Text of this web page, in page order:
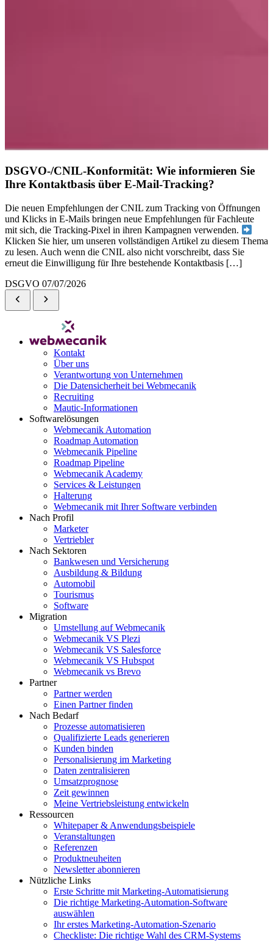
DSGVO-/CNIL-Konformität: Wie informieren Sie
Ihre Kontaktbasis über E-Mail-Tracking?
Die neuen Empfehlungen der CNIL zum Tracking von Öffnungen
und Klicks in E-Mails bringen neue Empfehlungen für Fachleute
mit sich, die Tracking-Pixel in ihren Kampagnen verwenden.
Klicken Sie hier, um unseren vollständigen Artikel zu diesem Thema
zu lesen. Auch wenn die CNIL also nicht vorschreibt, dass Sie
erneut die Einwilligung für Ihre bestehende Kontaktbasis […]
DSGVO 07/07/2026
Kontakt
Über uns
Verantwortung von Unternehmen
Die Datensicherheit bei Webmecanik
Recruiting
Mautic-Informationen
Softwarelösungen
Webmecanik Automation
Roadmap Automation
Webmecanik Pipeline
Roadmap Pipeline
Webmecanik Academy
Services & Leistungen
Halterung
Webmecanik mit Ihrer Software verbinden
Nach Profil
Marketer
Vertriebler
Nach Sektoren
Bankwesen und Versicherung
Ausbildung & Bildung
Automobil
Tourismus
Software
Migration
Umstellung auf Webmecanik
Webmecanik VS Plezi
Webmecanik VS Salesforce
Webmecanik VS Hubspot
Webmecanik vs Brevo
Partner
Partner werden
Einen Partner finden
Nach Bedarf
Prozesse automatisieren
Qualifizierte Leads generieren
Kunden binden
Personalisierung im Marketing
Daten zentralisieren
Umsatzprognose
Zeit gewinnen
Meine Vertriebsleistung entwickeln
Ressourcen
Whitepaper & Anwendungsbeispiele
Veranstaltungen
Referenzen
Produktneuheiten
Newsletter abonnieren
Nützliche Links
Erste Schritte mit Marketing-Automatisierung
Die richtige Marketing-Automation-Software
auswählen
Ihr erstes Marketing-Automation-Szenario
Checkliste: Die richtige Wahl des CRM-Systems